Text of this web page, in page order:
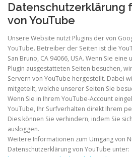
Datenschutzerklärung
von YouTube
Unsere Website nutzt Plugins der von
YouTube. Betreiber der Seiten ist die
San Bruno, CA 94066, USA. Wenn Sie
Plugin ausgestatteten Seiten besuchen,
Servern von YouTube hergestellt. Dabei
mitgeteilt, welche unserer Seiten Sie
Wenn Sie in Ihrem YouTube-Account
YouTube, Ihr Surfverhalten direkt Ihrem
Dies können Sie verhindern, indem Sie
ausloggen.
Weitere Informationen zum Umgang von
Datenschutzerklärung von YouTube unter: